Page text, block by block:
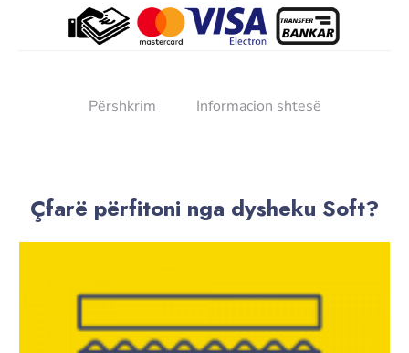
Përshkrim Informacion shtesë
Çfarë përfitoni nga dysheku Soft?​